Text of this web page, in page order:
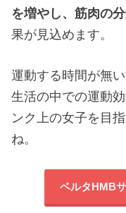
を増やし、筋肉の分
果が見込めます。
運動する時間が無
生活の中での運動
ンク上の女子を目
ね。
ベルタHMB